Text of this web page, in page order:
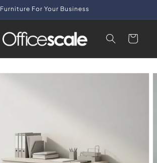
Furniture For Your Business
Cart